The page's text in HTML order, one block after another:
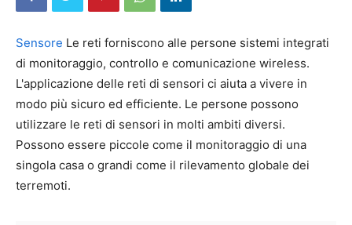
Sensore Le reti forniscono alle persone sistemi integrati
di monitoraggio, controllo e comunicazione wireless.
L'applicazione delle reti di sensori ci aiuta a vivere in
modo più sicuro ed efficiente. Le persone possono
utilizzare le reti di sensori in molti ambiti diversi.
Possono essere piccole come il monitoraggio di una
singola casa o grandi come il rilevamento globale dei
terremoti.